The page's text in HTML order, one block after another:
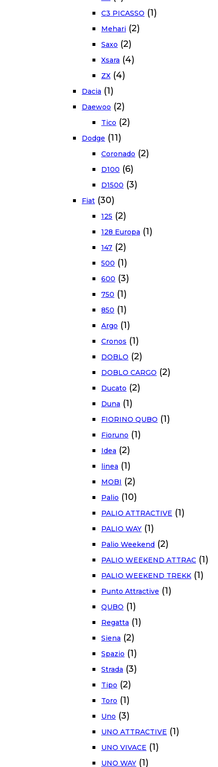
C3 PICASSO (1)
Mehari (2)
Saxo (2)
Xsara (4)
ZX (4)
Dacia (1)
Daewoo (2)
Tico (2)
Dodge (11)
Coronado (2)
D100 (6)
D1500 (3)
Fiat (30)
125 (2)
128 Europa (1)
147 (2)
500 (1)
600 (3)
750 (1)
850 (1)
Argo (1)
Cronos (1)
DOBLO (2)
DOBLO CARGO (2)
Ducato (2)
Duna (1)
FIORINO QUBO (1)
Fioruno (1)
Idea (2)
linea (1)
MOBI (2)
Palio (10)
PALIO ATTRACTIVE (1)
PALIO WAY (1)
Palio Weekend (2)
PALIO WEEKEND ATTRAC (1)
PALIO WEEKEND TREKK (1)
Punto Attractive (1)
QUBO (1)
Regatta (1)
Siena (2)
Spazio (1)
Strada (3)
Tipo (2)
Toro (1)
Uno (3)
UNO ATTRACTIVE (1)
UNO VIVACE (1)
UNO WAY (1)